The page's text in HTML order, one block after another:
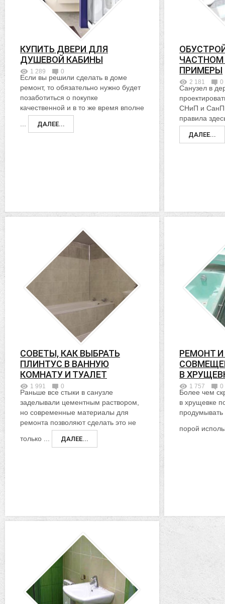
КУПИТЬ ДВЕРИ ДЛЯ
ДУШЕВОЙ КАБИНЫ
1 289 0
Если вы решили сделать в доме
ремонт, то обязательно нужно будет
позаботиться о покупке
качественной и в то же время вполне
ДАЛЕЕ...
ПРИМЕРЫ
2 181 0
Санузел в
СНиП и
правила
ДАЛЕЕ...
СОВЕТЫ, КАК ВЫБРАТЬ
ПЛИНТУС В ВАННУЮ
КОМНАТУ И ТУАЛЕТ
1 991 0
Раньше все стыки в санузле
заделывали цементным раствором,
но современные материалы для
ремонта позволяют сделать это не
только ...
ДАЛЕЕ...
РЕМОНТ
В
1 757 0
Более чем
в хрущевке
порой